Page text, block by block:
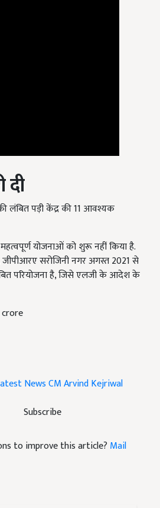
Subscribe
पड़ी केंद्र की 11
योजनाओं को शुरू नहीं किया है.
सरोजिनी नगर अगस्त 2021से
परियोजना है,जिसे एलजी के आदेश के
to improve this article?